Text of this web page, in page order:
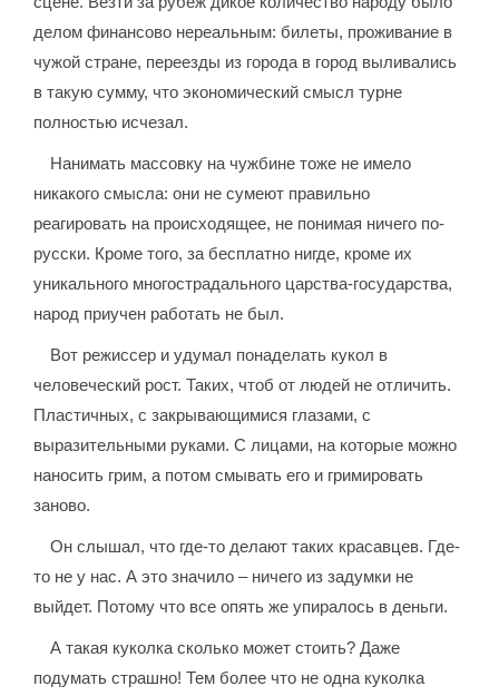
делом финансово нереальным: билеты, проживание в
чужой стране, переезды из города в город выливались
в такую сумму, что экономический смысл турне
полностью исчезал.
Нанимать массовку на чужбине тоже не имело
никакого смысла: они не сумеют правильно
реагировать на происходящее, не понимая ничего по-
русски. Кроме того, за бесплатно нигде, кроме их
уникального многострадального царства-государства,
народ приучен работать не был.
Вот режиссер и удумал понаделать кукол в
человеческий рост. Таких, чтоб от людей не отличить.
Пластичных, с закрывающимися глазами, с
выразительными руками. С лицами, на которые можно
наносить грим, а потом смывать его и гримировать
заново.
Он слышал, что где-то делают таких красавцев. Где-
то не у нас. А это значило – ничего из задумки не
выйдет. Потому что все опять же упиралось в деньги.
А такая куколка сколько может стоить? Даже
подумать страшно! Тем более что не одна куколка